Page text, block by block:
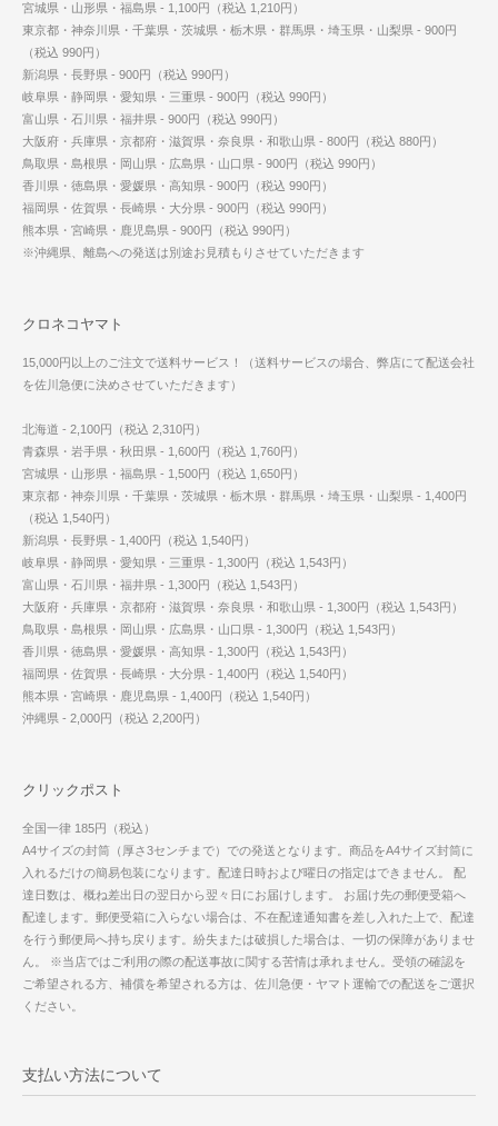
宮城県・山形県・福島県 - 1,100円（税込 1,210円）
東京都・神奈川県・千葉県・茨城県・栃木県・群馬県・埼玉県・山梨県 - 900円
（税込 990円）
新潟県・長野県 - 900円（税込 990円）
岐阜県・静岡県・愛知県・三重県 - 900円（税込 990円）
富山県・石川県・福井県 - 900円（税込 990円）
大阪府・兵庫県・京都府・滋賀県・奈良県・和歌山県 - 800円（税込 880円）
鳥取県・島根県・岡山県・広島県・山口県 - 900円（税込 990円）
香川県・徳島県・愛媛県・高知県 - 900円（税込 990円）
福岡県・佐賀県・長崎県・大分県 - 900円（税込 990円）
熊本県・宮崎県・鹿児島県 - 900円（税込 990円）
※沖縄県、離島への発送は別途お見積もりさせていただきます
クロネコヤマト
15,000円以上のご注文で送料サービス！（送料サービスの場合、弊店にて配送会社
を佐川急便に決めさせていただきます）
北海道 - 2,100円（税込 2,310円）
青森県・岩手県・秋田県 - 1,600円（税込 1,760円）
宮城県・山形県・福島県 - 1,500円（税込 1,650円）
東京都・神奈川県・千葉県・茨城県・栃木県・群馬県・埼玉県・山梨県 - 1,400円
（税込 1,540円）
新潟県・長野県 - 1,400円（税込 1,540円）
岐阜県・静岡県・愛知県・三重県 - 1,300円（税込 1,543円）
富山県・石川県・福井県 - 1,300円（税込 1,543円）
大阪府・兵庫県・京都府・滋賀県・奈良県・和歌山県 - 1,300円（税込 1,543円）
鳥取県・島根県・岡山県・広島県・山口県 - 1,300円（税込 1,543円）
香川県・徳島県・愛媛県・高知県 - 1,300円（税込 1,543円）
福岡県・佐賀県・長崎県・大分県 - 1,400円（税込 1,540円）
熊本県・宮崎県・鹿児島県 - 1,400円（税込 1,540円）
沖縄県 - 2,000円（税込 2,200円）
クリックポスト
全国一律 185円（税込）
A4サイズの封筒（厚さ3センチまで）での発送となります。商品をA4サイズ封筒に
入れるだけの簡易包装になります。配達日時および曜日の指定はできません。 配
達日数は、概ね差出日の翌日から翌々日にお届けします。 お届け先の郵便受箱へ
配達します。郵便受箱に入らない場合は、不在配達通知書を差し入れた上で、配達
を行う郵便局へ持ち戻ります。紛失または破損した場合は、一切の保障がありませ
ん。 ※当店ではご利用の際の配送事故に関する苦情は承れません。受領の確認を
ご希望される方、補償を希望される方は、佐川急便・ヤマト運輸での配送をご選択
ください。
支払い方法について